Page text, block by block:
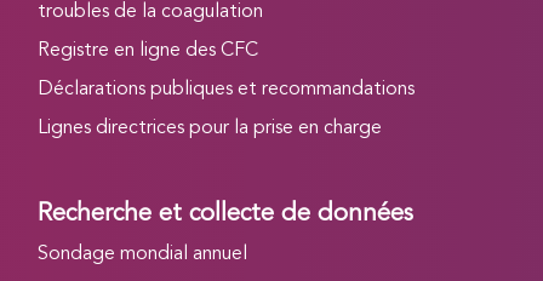
troubles de la coagulation
Registre en ligne des CFC
Déclarations publiques et recommandations
Lignes directrices pour la prise en charge
Recherche et collecte de données
Sondage mondial annuel